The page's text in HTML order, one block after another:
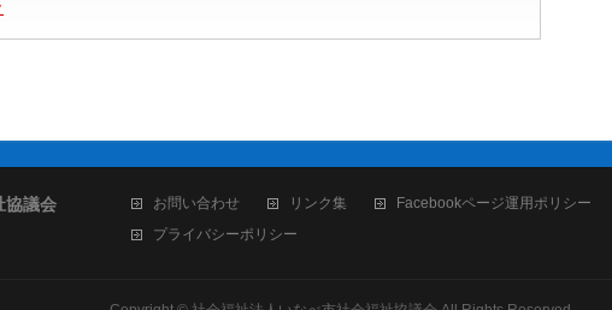
協議会 お問い合わせ リンク集 Facebookページ運用ポリシー
プライバシーポリシー